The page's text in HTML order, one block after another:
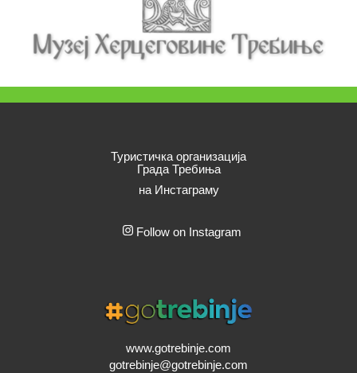
Туристичка организација
Града Требиња
на Инстаграму
Follow on Instagram
www.gotrebinje.com
gotrebinje@gotrebinje.com